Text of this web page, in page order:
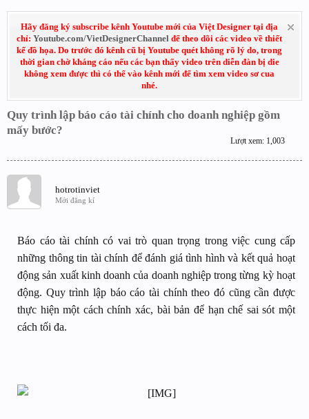
Hãy đăng ký subscribe kênh Youtube mới của Việt Designer tại địa
chỉ: Youtube.com/VietDesignerChannel để theo dõi các video về thiết
kế đồ họa. Do trước đó kênh cũ bị Youtube quét không rõ lý do, trong
thời gian chờ kháng cáo nếu các bạn thấy video trên diễn đàn bị die
không xem được thì có thể vào kênh mới để tìm xem video sơ cua
nhé.
Quy trình lập báo cáo tài chính cho doanh nghiệp gồm
mấy bước?
Lượt xem: 1,003
hotrotinviet
Mới đăng kí
Báo cáo tài chính có vai trò quan trọng trong việc cung cấp
những thông tin tài chính để đánh giá tình hình và kết quả hoạt
động sản xuất kinh doanh của doanh nghiệp trong từng kỳ hoạt
động. Quy trình lập báo cáo tài chính theo đó cũng cần được
thực hiện một cách chính xác, bài bản để hạn chế sai sót một
cách tối đa.